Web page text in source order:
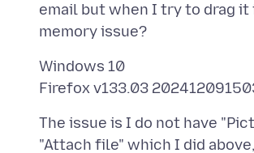
email but when I try to drag
Windows 10
The issue is I do not have
"Attach file" which I did